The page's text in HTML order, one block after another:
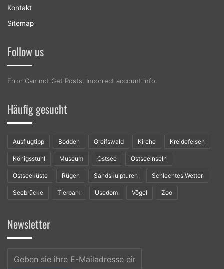
Kontakt
Sitemap
Follow us
Error Can not Get Posts, Incorrect account info.
Häufig gesucht
Ausflugtipp Bodden Greifswald Kirche Kreidefelsen
Königsstuhl Museum Ostsee Ostseeinseln
Ostseeküste Rügen Sandskulpturen Schlechtes Wetter
Seebrücke Tierpark Usedom Vögel Zoo
Newsletter
sie